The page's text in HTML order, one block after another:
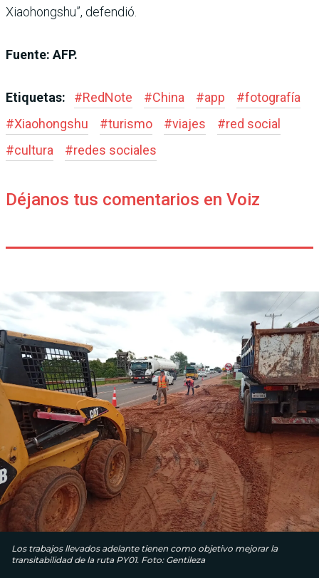
Xiaohongshu”, defendió.
Fuente: AFP.
Etiquetas: #RedNote #China #app #fotografía
#Xiaohongshu #turismo #viajes #red social
#cultura #redes sociales
Déjanos tus comentarios en Voiz
Los trabajos llevados adelante tienen como objetivo mejorar la
transitabilidad de la ruta PY01. Foto: Gentileza